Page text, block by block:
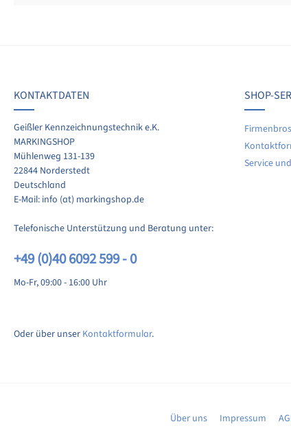
Sie Ihre Erfahrungen mit anderen Kunden.
schreiben
KONTAKTDATEN
Geißler Kennzeichnungstechnik e.K.
MARKINGSHOP
Mühlenweg 131-139
22844 Norderstedt
Deutschland
E-Mail: info (at) markingshop.de
Telefonische Unterstützung und Beratung unter:
+49 (0)40 6092 599 - 0
Mo-Fr, 09:00 - 16:00 Uhr
Oder über unser Kontaktformular.
SHOP-
Service
Über uns Impressum